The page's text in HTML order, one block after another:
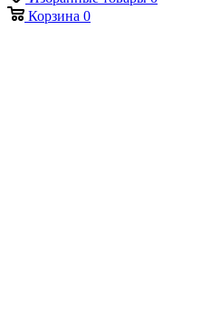
Корзина 0